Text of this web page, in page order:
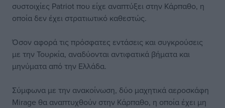
συστοιχίες Patriot που είχε αναπτύξει στην Κάρπαθο, η
οποία δεν έχει στρατιωτικό καθεστώς.
Όσον αφορά τις πρόσφατες εντάσεις και συγκρούσεις
με την Τουρκία, αναδύονται αντιφατικά βήματα και
μηνύματα από την Ελλάδα.
Σύμφωνα με την ανακοίνωση, δύο μαχητικά αεροσκάφη
Mirage θα αναπτυχθούν στην Κάρπαθο, η οποία έχει μη